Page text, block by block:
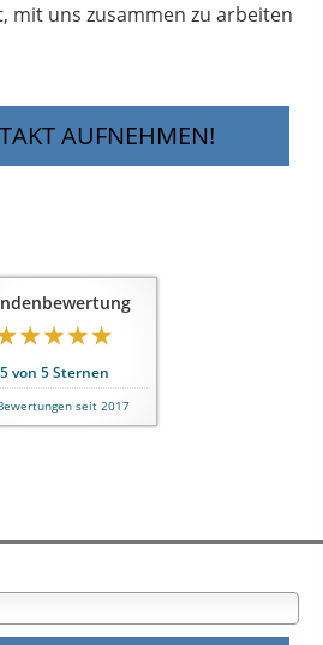
mit uns zusammen zu arbeiten
AUFNEHMEN!
5von 5Sternen
seit 2017